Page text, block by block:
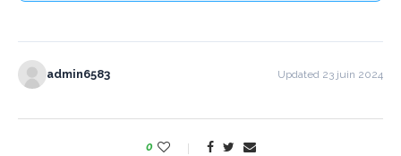
admin6583 Updated 23 juin 2024
0